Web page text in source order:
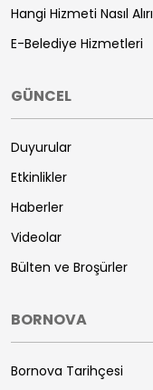
Hangi Hizmeti Nasıl
E-Belediye Hizmetleri
GÜNCEL
Duyurular
Etkinlikler
Haberler
Videolar
Bülten ve Broşürler
BORNOVA
Bornova Tarihçesi